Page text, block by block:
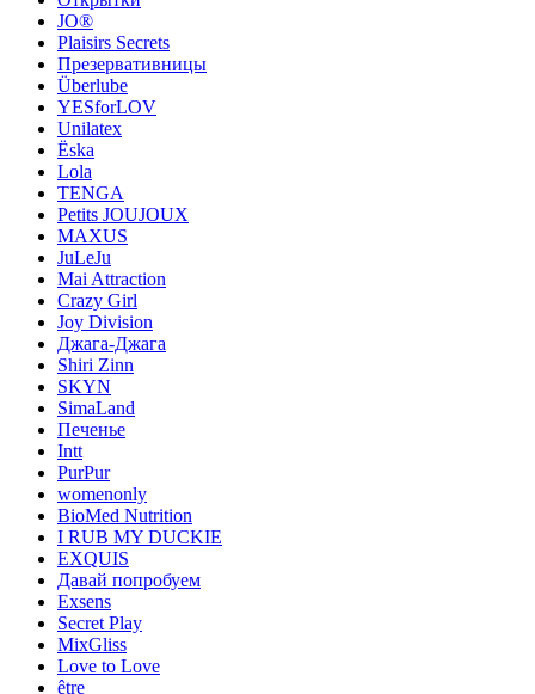
JO®
Plaisirs Secrets
Презервативницы
Überlube
YESforLOV
Unilatex
Ёska
Lola
TENGA
Petits JOUJOUX
MAXUS
JuLeJu
Mai Attraction
Crazy Girl
Joy Division
Джага-Джага
Shiri Zinn
SKYN
SimaLand
Печенье
Intt
PurPur
womenonly
BioMed Nutrition
I RUB MY DUCKIE
EXQUIS
Давай попробуем
Exsens
Secret Play
MixGliss
Love to Love
être